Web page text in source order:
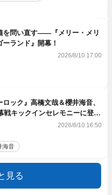
を問い直す――『メリー・メリ
ランド』開幕！
2026/8/10 17:00
ック』高橋文哉＆櫻井海音、
戦キックインセレモニーに登場
2026/8/10 16:50
海音
見る